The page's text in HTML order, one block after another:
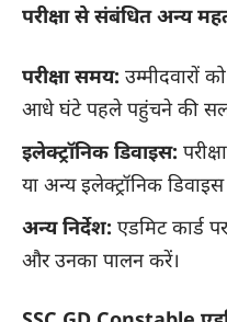
परीक्षा से संबंधित अन्य
परीक्षा समय: उम्मीदवारों
आधे घंटे पहले पहुंचने की
इलेक्ट्रॉनिक डिवाइस:
या अन्य इलेक्ट्रॉनिक
अन्य निर्देश: एडमिट कार्ड
और उनका पालन करें।